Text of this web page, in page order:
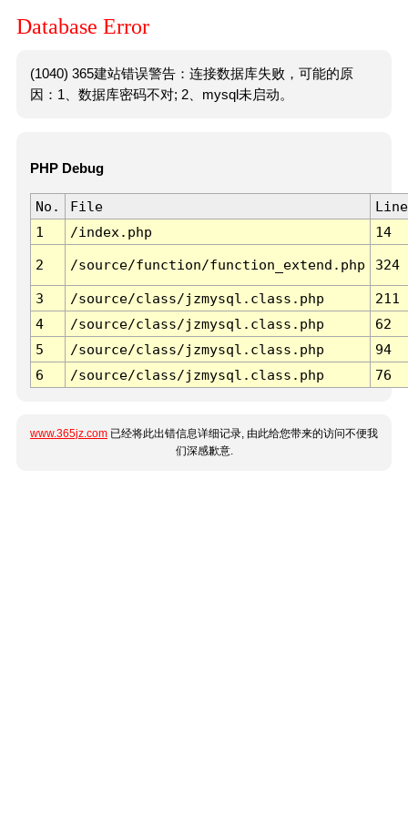
Database Error
(1040) 365建站错误警告：连接数据库失败，可能的原
因：1、数据库密码不对; 2、mysql未启动。
PHP Debug
No. File
Line
1
/index.php 14
2 /source/function/function_extend.php 324
3 /source/class/jzmysql.class.php
211
4
/source/class/jzmysql.class.php
62
5
/source/class/jzmysql.class.php
94
6
/source/class/jzmysql.class.php 76
www.365jz.com 已经将此出错信息详细记录, 由此给您带来的访问不便我
们深感歉意.